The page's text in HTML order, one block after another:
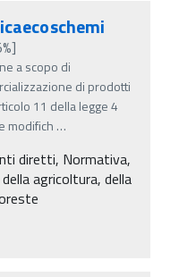
a scopo di
di prodotti
11 della legge 4
modifich …
diretti, Normativa,
agricoltura, della